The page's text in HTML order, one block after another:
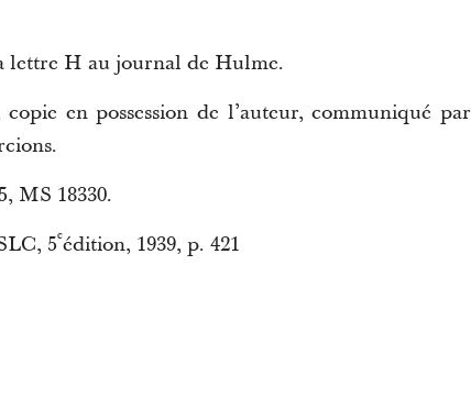
lettre H au journal de Hulme.
copie en possession de l’auteur, communiqué par
MS 18330.
5eédition, 1939, p. 421